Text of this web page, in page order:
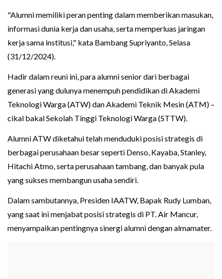
"Alumni memiliki peran penting dalam memberikan masukan,
informasi dunia kerja dan usaha, serta memperluas jaringan
kerja sama institusi," kata Bambang Supriyanto, Selasa
(31/12/2024).
Hadir dalam reuni ini, para alumni senior dari berbagai
generasi yang dulunya menempuh pendidikan di Akademi
Teknologi Warga (ATW) dan Akademi Teknik Mesin (ATM) –
cikal bakal Sekolah Tinggi Teknologi Warga (STTW).
Alumni ATW diketahui telah menduduki posisi strategis di
berbagai perusahaan besar seperti Denso, Kayaba, Stanley,
Hitachi Atmo, serta perusahaan tambang, dan banyak pula
yang sukses membangun usaha sendiri.
Dalam sambutannya, Presiden IAATW, Bapak Rudy Lumban,
yang saat ini menjabat posisi strategis di PT. Air Mancur,
menyampaikan pentingnya sinergi alumni dengan almamater.